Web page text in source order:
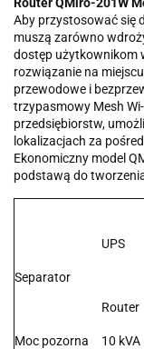
Aby przystosować się
muszą zarówno
dostęp użytkownikom
rozwiązanie na
przewodowe i
trzypasmowy Mesh
przedsiębiorstw,
lokalizacjach za
Ekonomiczny model
podstawą do
Separator
UPS
Router
Moc pozorna
10 kVA